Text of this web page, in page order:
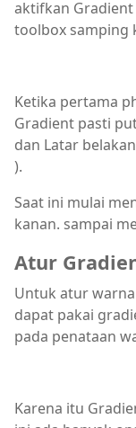
aktifkan
toolbox samping
Ketika pertama
Gradient pasti
dan Latar
).
Saat ini mulai
kanan. sampai
Atur
Untuk atur
dapat pakai
pada penataan
Karena itu